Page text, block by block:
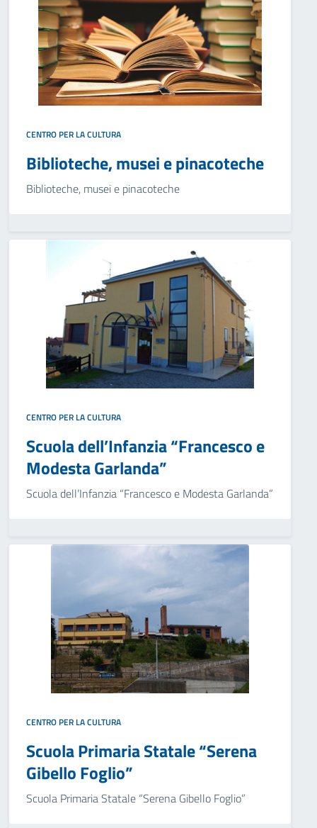
CENTRO PER LA CULTURA
Biblioteche, musei e pinacoteche
Biblioteche, musei e pinacoteche
CENTRO PER LA CULTURA
Scuola dell’Infanzia “Francesco e
Modesta Garlanda”
Scuola dell’Infanzia “Francesco e Modesta Garlanda”
CENTRO PER LA CULTURA
Scuola Primaria Statale “Serena
Gibello Foglio”
Scuola Primaria Statale “Serena Gibello Foglio”